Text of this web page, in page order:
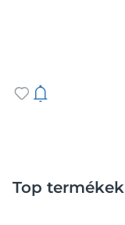
Top termékek